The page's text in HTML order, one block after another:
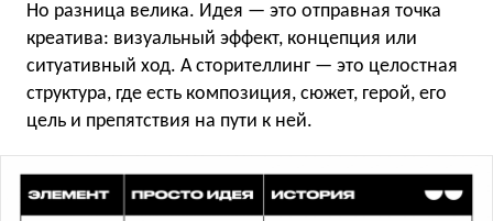
Но разница велика. Идея — это отправная точка
креатива: визуальный эффект, концепция или
ситуативный ход. А сторителлинг — это целостная
структура, где есть композиция, сюжет, герой, его
цель и препятствия на пути к ней.